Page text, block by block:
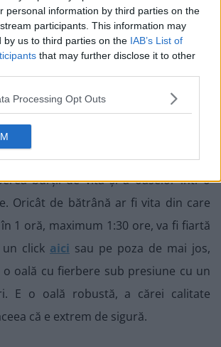
personal information by third parties on the
participants. This information may
by us to third parties on the IAB’s List of
that may further disclose it to other
Processing Opt Outs
care puteți scurta cu mult timpul de
burții de vită și a oaselor într-o
Oricât de bătrână ar fi vita din care
1 oră, maximum 1:30 ore, va fi fiartă
click aici sau pe poza de mai jos,
oală cu fierbere sub presiune cu un
E o oală robustă, a cărei calitate
că e extrem de sigură.